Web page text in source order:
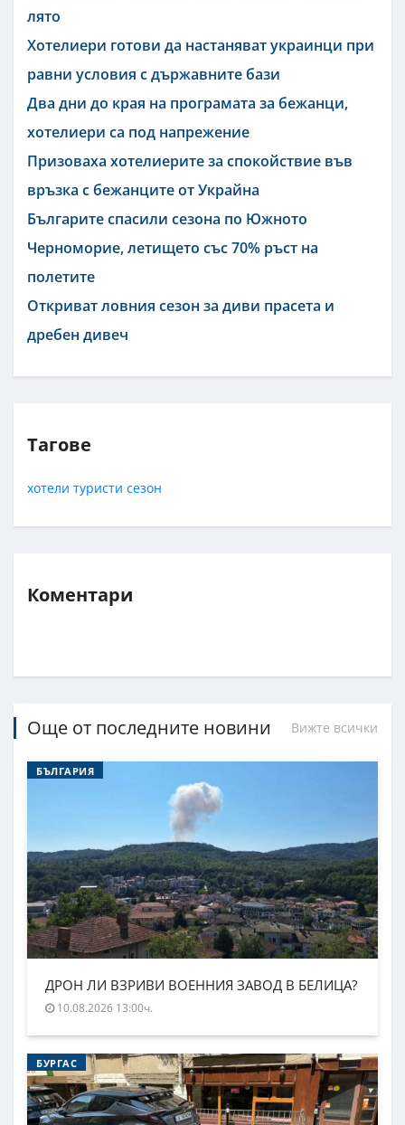
лято
Хотелиери готови да настаняват украинци при
равни условия с държавните бази
Два дни до края на програмата за бежанци,
хотелиери са под напрежение
Призоваха хотелиерите за спокойствие във
връзка с бежанците от Украйна
Българите спасили сезона по Южното
Черноморие, летището със 70% ръст на
полетите
Откриват ловния сезон за диви прасета и
дребен дивеч
Тагове
хотели туристи сезон
Коментари
Още от последните новини Вижте всички
БЪЛГАРИЯ
ДРОН ЛИ ВЗРИВИ ВОЕННИЯ ЗАВОД В БЕЛИЦА?
10.08.2026 13:00ч.
БУРГАС